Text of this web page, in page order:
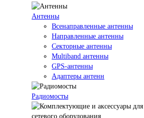
Антенны
Всенаправленные антенны
Направленные антенны
Секторные антенны
Multiband антенны
GPS-антенны
Адаптеры антенн
Радиомосты